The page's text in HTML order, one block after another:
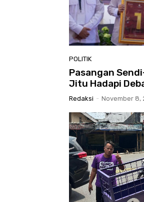
POLITIK
Pasangan
Jitu Hadapi
Redaksi - November 8,